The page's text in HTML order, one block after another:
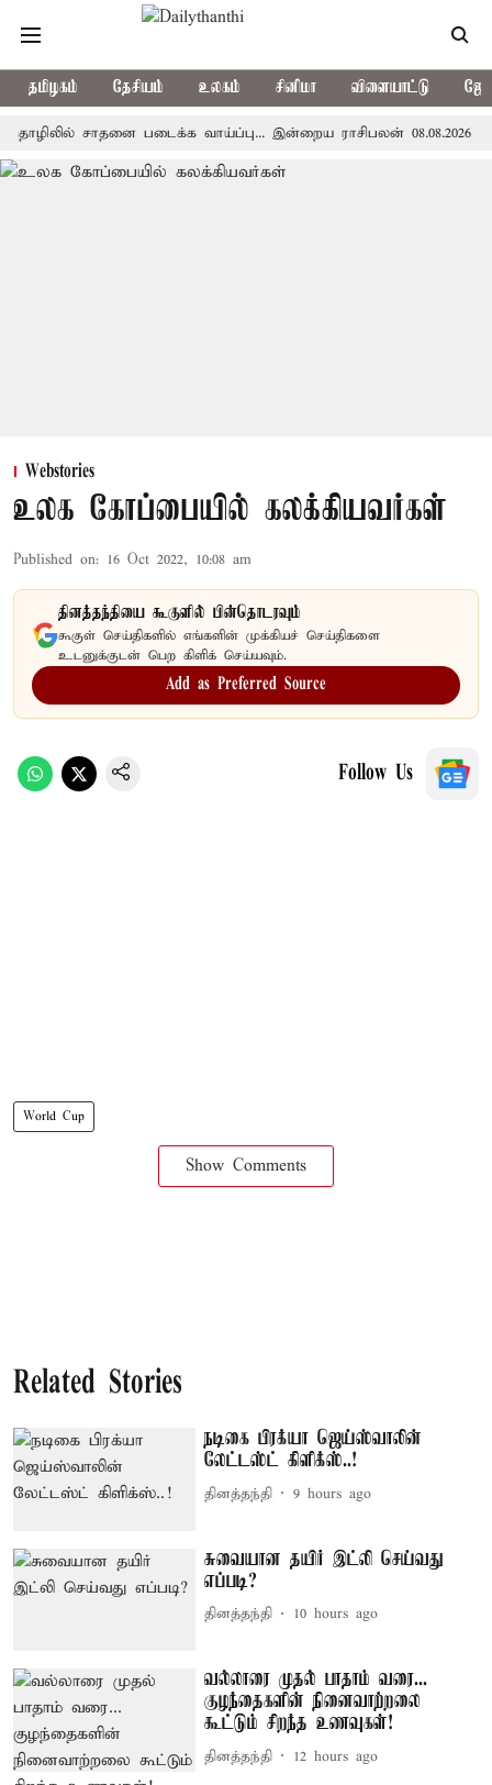
தமிழகம் தேசியம் உலகம் சினிமா விளையாட்டு
சாதனை படைக்க வாய்ப்பு... இன்றைய ராசிபலன் 08.08.2026
Webstories
உலக கோப்பையில் கலக்கியவர்கள்
Published on: 16 Oct 2022, 10:08 am
தினத்தந்தியை கூகுளில் பின்தொடரவும்
கூகுள் செய்திகளில் எங்களின் முக்கியச் செய்திகளை
உடனுக்குடன் பெற கிளிக் செய்யவும்.
Add as Preferred Source
Follow Us
World Cup
Show Comments
Related Stories
நடிகை பிரக்யா ஜெய்ஸ்வாலின்
லேட்டஸ்ட் கிளிக்ஸ்..!
தினத்தந்தி 9 hours ago
சுவையான தயிர் இட்லி செய்வது
எப்படி?
தினத்தந்தி 10 hours ago
வல்லாரை முதல் பாதாம் வரை...
குழந்தைகளின் நினைவாற்றலை
கூட்டும் சிறந்த உணவுகள்!
தினத்தந்தி 12 hours ago